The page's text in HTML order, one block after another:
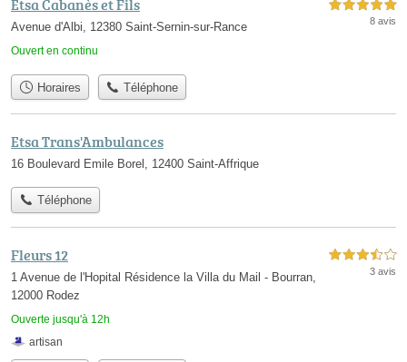
Etsa Cabanès et Fils
Avenue d'Albi, 12380 Saint-Sernin-sur-Rance
Ouvert en continu
5,0 étoiles sur 5
8 avis
Horaires Téléphone
Etsa Trans'Ambulances
16 Boulevard Emile Borel, 12400 Saint-Affrique
Téléphone
Fleurs 12
1 Avenue de l'Hopital Résidence la Villa du Mail - Bourran,
12000 Rodez
Ouverte jusqu'à 12h
3,5 étoiles sur 5
3 avis
artisan